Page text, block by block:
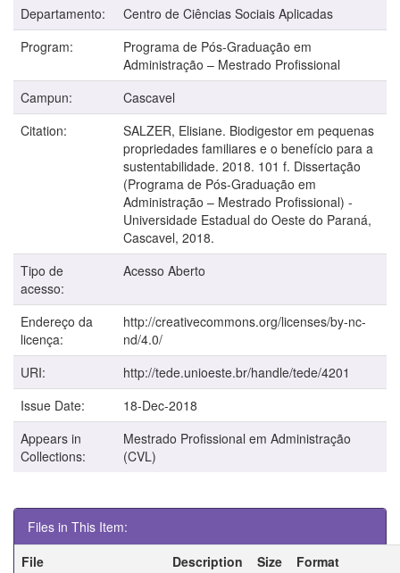
Departamento:
Centro de Ciências Sociais Aplicadas
Program:
Programa de Pós-Graduação em
Administração – Mestrado Profissional
Campun:
Cascavel
Citation:
SALZER, Elisiane. Biodigestor em pequenas
propriedades familiares e o benefício para a
sustentabilidade. 2018. 101 f. Dissertação
(Programa de Pós-Graduação em
Administração – Mestrado Profissional) -
Universidade Estadual do Oeste do Paraná,
Cascavel, 2018.
Tipo de
acesso:
Acesso Aberto
Endereço da
licença:
http://creativecommons.org/licenses/by-nc-
nd/4.0/
URI:
http://tede.unioeste.br/handle/tede/4201
Issue Date:
18-Dec-2018
Appears in
Collections:
Mestrado Profissional em Administração
(CVL)
Files in This Item:
File
Description Size
Format